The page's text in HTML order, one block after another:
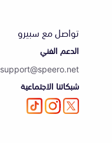
تواصل مع سبيرو
الدعم الفني
support@speero.net
شبكاتنا الاجتماعية